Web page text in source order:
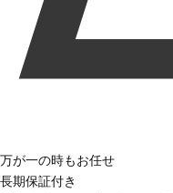
万が一の時もお任せ
長期保証付き